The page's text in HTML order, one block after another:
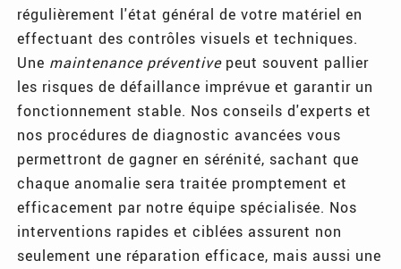
régulièrement l'état général de votre matériel en
effectuant des contrôles visuels et techniques.
Une maintenance préventivepeut souvent pallier
les risques de défaillance imprévue et garantir un
fonctionnement stable. Nos conseils d'experts et
nos procédures de diagnostic avancées vous
permettront de gagner en sérénité, sachant que
chaque anomalie sera traitée promptement et
efficacement par notre équipe spécialisée. Nos
interventions rapides et ciblées assurent non
seulement une réparation efficace, mais aussi une